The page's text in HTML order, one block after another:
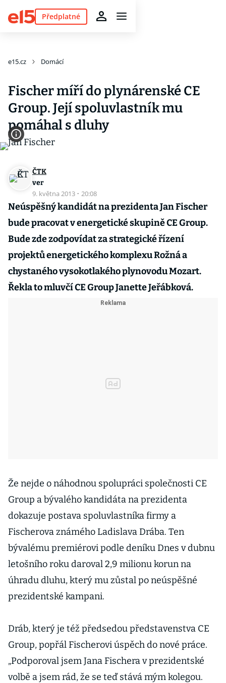
Předplatné
e15.cz Domácí
Fischer míří do plynárenské CE
Group. Její spoluvlastník mu
pomáhal s dluhy
ČTK
ver
9. května 2013 · 20:08
Neúspěšný kandidát na prezidenta Jan Fischer
bude pracovat v energetické skupině CE Group.
Bude zde zodpovídat za strategické řízení
projektů energetického komplexu Rožná a
chystaného vysokotlakého plynovodu Mozart.
Řekla to mluvčí CE Group Janette Jeřábková.
Že nejde o náhodnou spolupráci společnosti CE
Group a bývalého kandidáta na prezidenta
dokazuje postava spoluvlastníka firmy a
Fischerova známého Ladislava Drába. Ten
bývalému premiérovi podle deníku Dnes v dubnu
letošního roku daroval 2,9 milionu korun na
úhradu dluhu, který mu zůstal po neúspěšné
prezidentské kampani.
Dráb, který je též předsedou představenstva CE
Group, popřál Fischerovi úspěch do nové práce.
„Podporoval jsem Jana Fischera v prezidentské
volbě a jsem rád, že se teď stává mým kolegou.